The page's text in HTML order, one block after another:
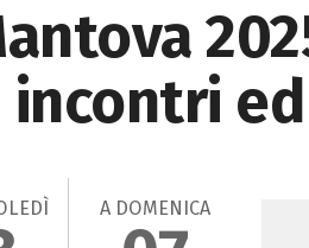
A DOMENICA